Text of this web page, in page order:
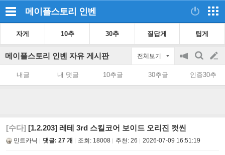
메이플스토리 인벤
자게 10추 30추 질답게 팁게
메이플스토리 인벤 자유 게시판 전체보기
공
on/off
검
색
글
쓰
내글 내 댓글 10추글 30추글 인증30추
[수다] [1.2.203] 레테 3rd 스킬코어 보이드 오리진 컷씬
민트카닉 댓글: 27 개 조회: 18008 추천: 26 2026-07-09 16:51:19